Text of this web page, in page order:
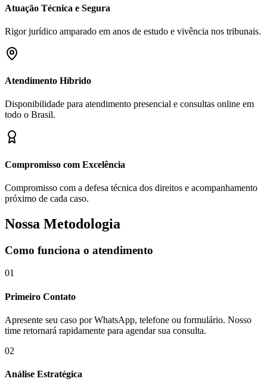
Atuação Técnica e Segura
Rigor jurídico amparado em anos de estudo e vivência nos tribunais.
Atendimento Híbrido
Disponibilidade para atendimento presencial e consultas online em
todo o Brasil.
Compromisso com Excelência
Compromisso com a defesa técnica dos direitos e acompanhamento
próximo de cada caso.
Nossa Metodologia
Como funciona o atendimento
01
Primeiro Contato
Apresente seu caso por WhatsApp, telefone ou formulário. Nosso
time retornará rapidamente para agendar sua consulta.
02
Análise Estratégica